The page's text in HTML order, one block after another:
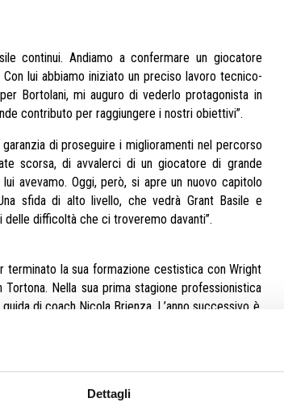
Dettagli
continui. Andiamo a confermare un giocatore
lui abbiamo iniziato un preciso lavoro tecnico-
Bortolani, mi auguro di vederlo protagonista in
contributo per raggiungere i nostri obiettivi”.
di proseguire i miglioramenti nel percorso
scorsa, di avvalerci di un giocatore di grande
avevamo. Oggi, però, si apre un nuovo capitolo
sfida di alto livello, che vedrà Grant Basile e
difficoltà che ci troveremo davanti”.
terminato la sua formazione cestistica con Wright
Nella sua prima stagione professionistica
di coach Nicola Brienza. L’anno successivo è,
20.9 punti e 9.7 rimbalzi di media. Si guadagna
cifra in stagione regolare. Nei playoff sale
MVP della Finale.
nella sfida valida per le qualificazioni a